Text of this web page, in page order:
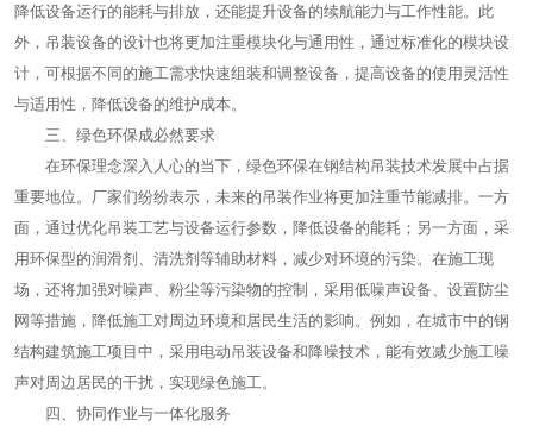
降低设备运行的能耗与排放，还能提升设备的续航能力与工作性能。此
外，吊装设备的设计也将更加注重模块化与通用性，通过标准化的模块设
计，可根据不同的施工需求快速组装和调整设备，提高设备的使用灵活性
与适用性，降低设备的维护成本。
三、绿色环保成必然要求
在环保理念深入人心的当下，绿色环保在钢结构吊装技术发展中占据
重要地位。厂家们纷纷表示，未来的吊装作业将更加注重节能减排。一方
面，通过优化吊装工艺与设备运行参数，降低设备的能耗；另一方面，采
用环保型的润滑剂、清洗剂等辅助材料，减少对环境的污染。在施工现
场，还将加强对噪声、粉尘等污染物的控制，采用低噪声设备、设置防尘
网等措施，降低施工对周边环境和居民生活的影响。例如，在城市中的钢
结构建筑施工项目中，采用电动吊装设备和降噪技术，能有效减少施工噪
声对周边居民的干扰，实现绿色施工。
四、协同作业与一体化服务